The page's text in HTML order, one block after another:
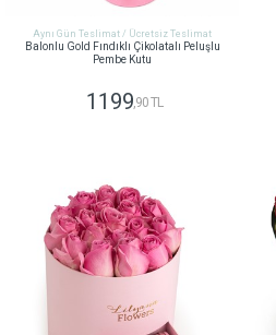
Aynı Gün Teslimat / Ücretsiz Teslimat
Balonlu Gold Fındıklı Çikolatalı Peluşlu
Pembe Kutu
1199,90 TL